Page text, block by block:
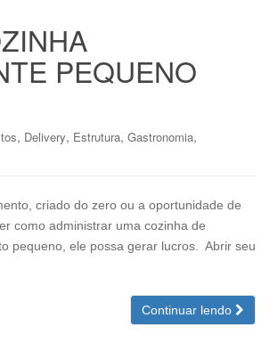
PEQUENO
, Delivery, Estrutura, Gastronomia,
criado do zero ou a oportunidade de
como administrar uma cozinha de
pequeno, ele possa gerar lucros. Abrir seu
Continuar lendo